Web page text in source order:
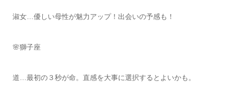
淑女…優しい母性が魅力アップ！出会いの予感も！
🌸獅子座
道…最初の３秒が命。直感を大事に選択するとよいかも。